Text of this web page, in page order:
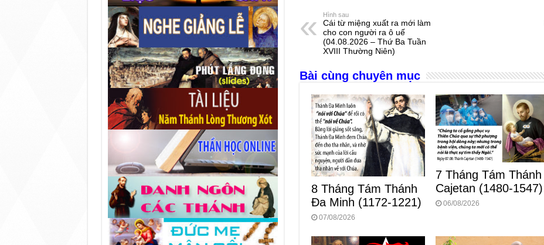
e
b
o
o
k
n
g
er
s
A
p
p
d
Hình sau
Cái từ miệng xuất ra mới làm
cho con người ra ô uế
(04.08.2026 – Thứ Ba Tuần
XVIII Thường Niên)
Bài cùng chuyên mục
8 Tháng Tám Thánh
Ða Minh (1172-1221)
07/08/2026
7 Tháng Tám Thánh
Cajetan (1480-1547)
06/08/2026